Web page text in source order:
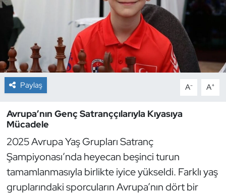
Paylaş A- A+
Avrupa’nın Genç Satranççılarıyla Kıyasıya
Mücadele
2025 Avrupa Yaş Grupları Satranç
Şampiyonası’nda heyecan beşinci turun
tamamlanmasıyla birlikte iyice yükseldi. Farklı yaş
gruplarındaki sporcuların Avrupa’nın dört bir
Curling
Dağcılık
Dövüş Sanatı
E-Spor
Eskrim